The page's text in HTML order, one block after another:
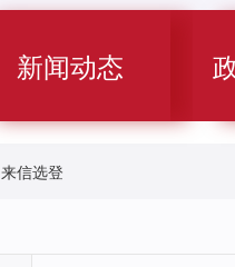
新闻动态
来信选登